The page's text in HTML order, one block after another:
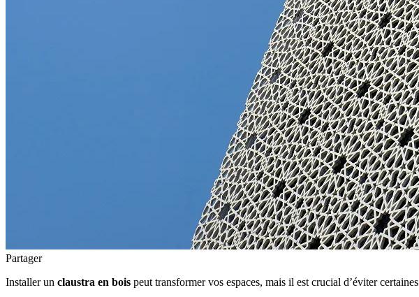
Partager
Installer un claustra en bois peut transformer vos espaces, mais il est crucial d’éviter certaines